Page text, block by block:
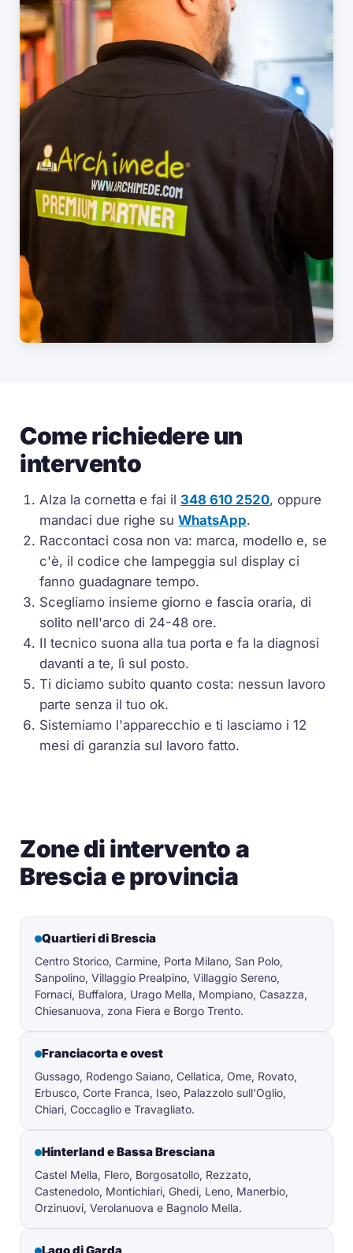
Come richiedere un
intervento
Alza la cornetta e fai il 348 610 2520, oppure
mandaci due righe suWhatsApp.
Raccontaci cosa non va: marca, modello e, se
c'è, il codice che lampeggia sul display ci
fanno guadagnare tempo.
Scegliamo insieme giorno e fascia oraria, di
solito nell'arco di 24-48 ore.
Il tecnico suona alla tua porta e fa la diagnosi
davanti a te, lì sul posto.
Ti diciamo subito quanto costa: nessun lavoro
parte senza il tuo ok.
Sistemiamo l'apparecchio e ti lasciamo i 12
mesi di garanzia sul lavoro fatto.
Zone di intervento a
Brescia e provincia
Quartieri di Brescia
Centro Storico, Carmine, Porta Milano, San Polo,
Sanpolino, Villaggio Prealpino, Villaggio Sereno,
Fornaci, Buffalora, Urago Mella, Mompiano, Casazza,
Chiesanuova, zona Fiera e Borgo Trento.
Franciacorta e ovest
Gussago, Rodengo Saiano, Cellatica, Ome, Rovato,
Erbusco, Corte Franca, Iseo, Palazzolo sull'Oglio,
Chiari, Coccaglio e Travagliato.
Hinterland e Bassa Bresciana
Castel Mella, Flero, Borgosatollo, Rezzato,
Castenedolo, Montichiari, Ghedi, Leno, Manerbio,
Orzinuovi, Verolanuova e Bagnolo Mella.